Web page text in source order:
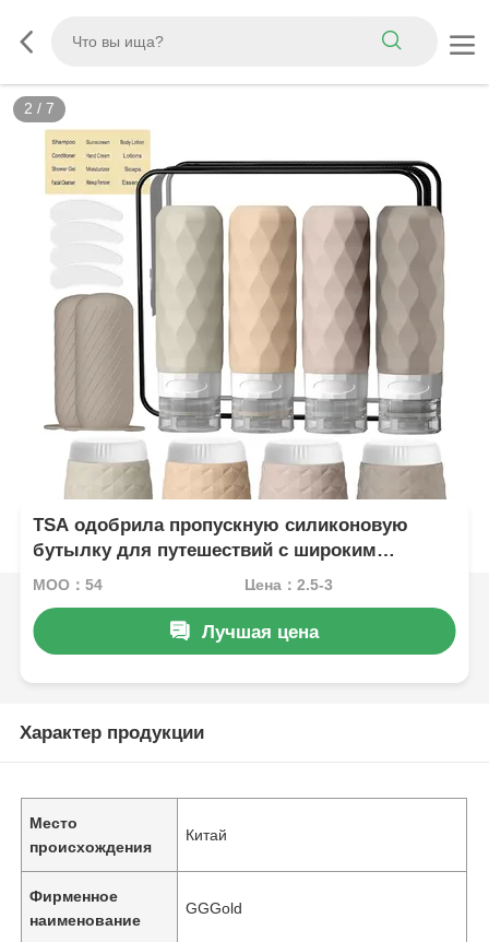
3 / 7
TSA одобрила пропускную силиконовую
бутылку для путешествий с широким
дизайном рта для легкого пополнения
MOQ：54 Цена：2.5-3
Лучшая цена
Характер продукции
Место
происхождения
Китай
Фирменное
наименование
GGGold